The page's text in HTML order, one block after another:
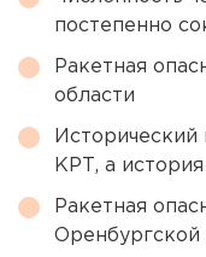
постепенно
Ракетная
области
Исторический
КРТ, а
Ракетная